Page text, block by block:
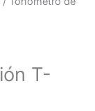
T-